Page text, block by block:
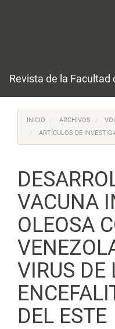
Revista de la Facultad
INICIO ARCHIVOS
ARTÍCULOS DE
VACUNA
OLEOSA
VIRUS DE
DEL ESTE